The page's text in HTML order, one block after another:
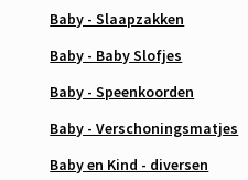
Baby - Slaapzakken
Baby - Baby Slofjes
Baby - Speenkoorden
Baby - Verschoningsmatjes
Baby en Kind - diversen